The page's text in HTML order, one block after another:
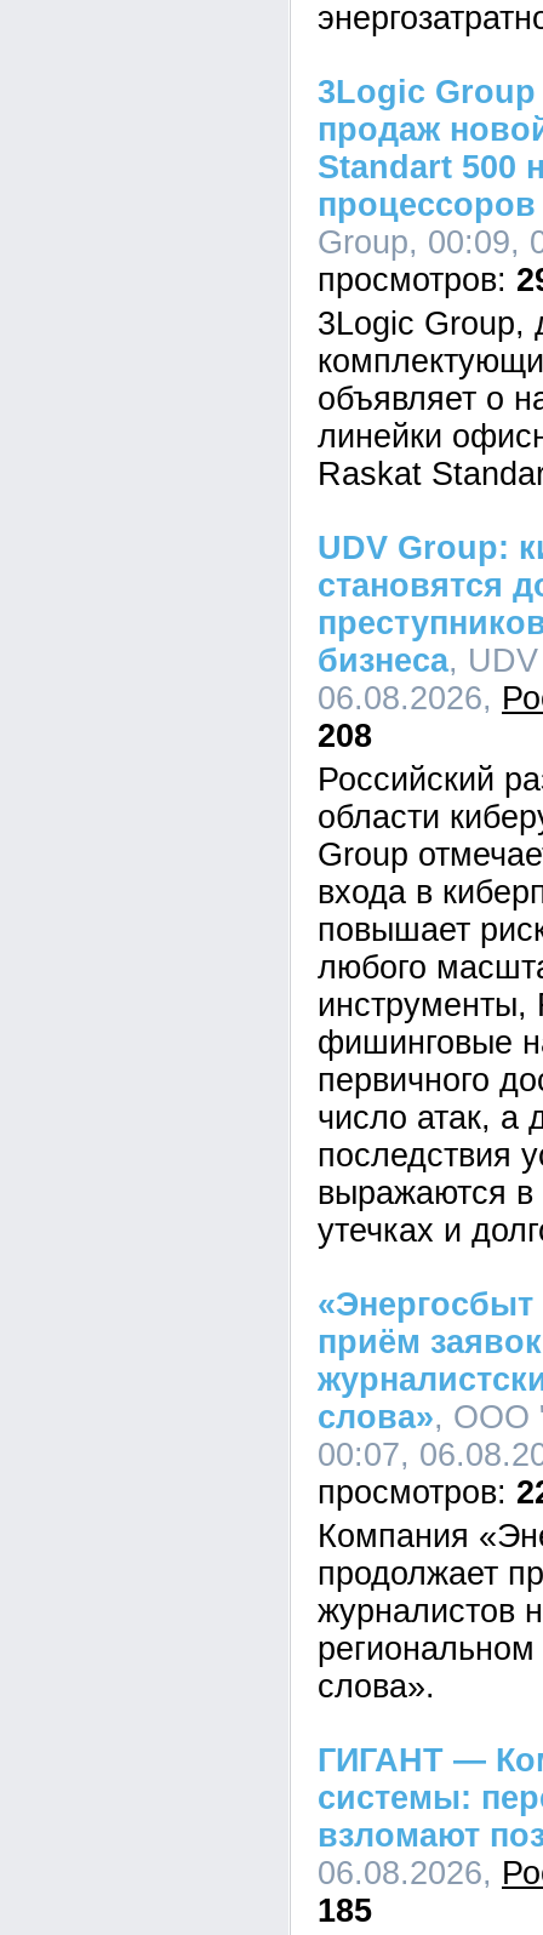
3Logic Group
продаж
Standart 500
Group, 00:09,
3Logic Group,
объявляет о
линейки
Raskat
UDV Group:
становятся
бизнеса,
06.08.2026,
208
Российский
области
Group
входа в
повышает
любого
фишинговые
первичного
число атак, а
последствия
выражаются в
утечках и
приём
слова», ООО
00:07,
Компания
продолжает
журналистов
слова».
ГИГАНТ —
системы:
взломают
06.08.2026,
185